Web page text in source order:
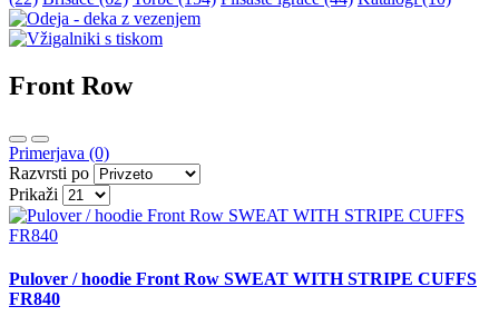
Front Row
Primerjava (0)
Razvrsti po
Prikaži
Pulover / hoodie Front Row SWEAT WITH STRIPE CUFFS
FR840